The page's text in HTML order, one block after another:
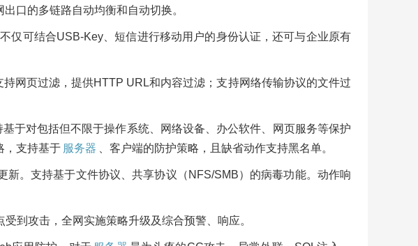
口的多链路自动均衡和自动切换。
仅可结合USB-Key、短信进行移动用户的身份认证，还可与企业原有
网页过滤，提供HTTP URL和内容过滤；支持网络传输协议的文件过
于对包括但不限于操作系统、网络设备、办公软件、网页服务等保护
，支持基于 服务器 、客户端的防护策略，且缺省动作支持黑名单。
。支持基于文件协议、共享协议（NFS/SMB）的病毒功能。动作响
到攻击，全网实施策略升级及综合预警、响应。